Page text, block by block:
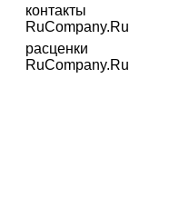
контакты
RuCompany.Ru
расценки
RuCompany.Ru